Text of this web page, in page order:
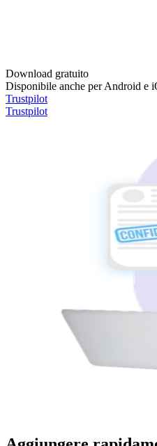
Download gratuito
Disponibile anche per Android e
Trustpilot
Trustpilot